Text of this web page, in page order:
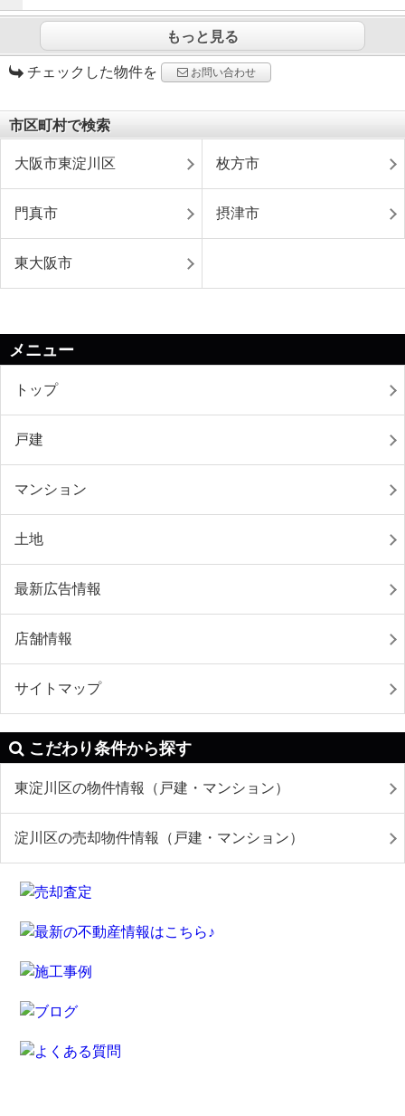
もっと見る
チェックした物件を お問い合わせ
市区町村で検索
大阪市東淀川区 枚方市
門真市 摂津市
東大阪市
メニュー
トップ
戸建
マンション
土地
最新広告情報
店舗情報
サイトマップ
こだわり条件から探す
東淀川区の物件情報（戸建・マンション）
淀川区の売却物件情報（戸建・マンション）